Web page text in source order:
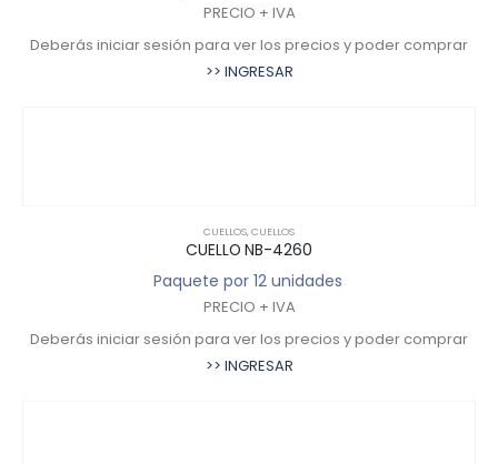
PRECIO + IVA
Deberás iniciar sesión para ver los precios y poder comprar
>> INGRESAR
CUELLOS,CUELLOS
CUELLO NB-4260
Paquete por 12 unidades
PRECIO + IVA
Deberás iniciar sesión para ver los precios y poder comprar
>> INGRESAR